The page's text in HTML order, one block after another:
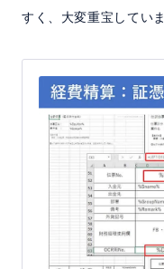
すく、大変重宝してい